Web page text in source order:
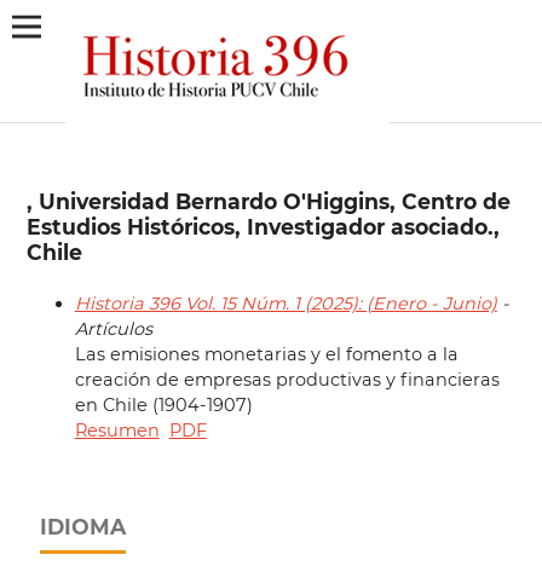
, Universidad Bernardo O'Higgins, Centro de
Estudios Históricos, Investigador asociado.,
Chile
Historia 396 Vol. 15 Núm. 1 (2025): (Enero - Junio)-
Artículos
Las emisiones monetarias y el fomento a la
creación de empresas productivas y financieras
en Chile (1904-1907)
Resumen PDF
IDIOMA